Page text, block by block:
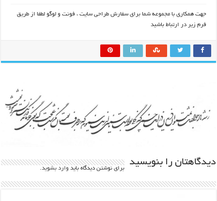
جهت همکاری با مجموعه شما برای سفارش طراحی سایت ، فونت و لوگو لطفا از طریق
فرم زیر در ارتباط باشید
دیدگاهتان را بنویسید
برای نوشتن دیدگاه باید وارد بشوید.